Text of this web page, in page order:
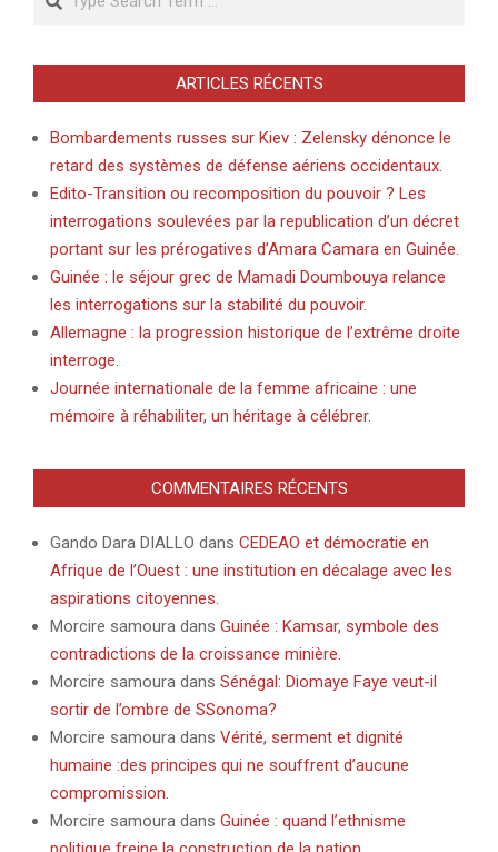
ARTICLES RÉCENTS
Bombardements russes sur Kiev : Zelensky dénonce le
retard des systèmes de défense aériens occidentaux.
Edito-Transition ou recomposition du pouvoir ? Les
interrogations soulevées par la republication d’un décret
portant sur les prérogatives d’Amara Camara en Guinée.
Guinée : le séjour grec de Mamadi Doumbouya relance
les interrogations sur la stabilité du pouvoir.
Allemagne : la progression historique de l’extrême droite
interroge.
Journée internationale de la femme africaine : une
mémoire à réhabiliter, un héritage à célébrer.
COMMENTAIRES RÉCENTS
Gando Dara DIALLO dans CEDEAO et démocratie en
Afrique de l’Ouest : une institution en décalage avec les
aspirations citoyennes.
Morcire samoura dans Guinée : Kamsar, symbole des
contradictions de la croissance minière.
Morcire samoura dans Sénégal: Diomaye Faye veut-il
sortir de l’ombre de SSonoma?
Morcire samoura dans Vérité, serment et dignité
humaine :des principes qui ne souffrent d’aucune
compromission.
Morcire samoura dans Guinée : quand l’ethnisme